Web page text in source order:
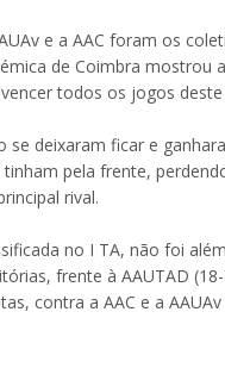
e a AAC foram os
de Coimbra mostrou
todos os jogos deste
se deixaram ficar e
pela frente,
rival.
no I TA, não foi
frente à AAUTAD
contra a AAC e a